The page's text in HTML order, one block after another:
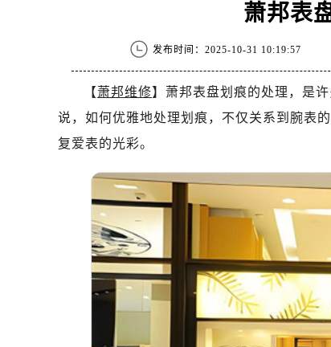
泰州市海陵区永定东路399号
宁波市江北区大闸南路500号
金华市金东区东市南街777号
绍兴市越城区胜利东路379号世
济南市历下区经十路11111号
广州市天河区天河路230号万
广州市越秀区环市东路371-375
深圳市罗湖区深南东路5001号
惠州市惠城区江北文昌一路7号
厦门市思明区湖滨东路95号万
福州市晋安区竹屿路6号东二环
成都市锦江区人民东路6号SAC
萧邦表
发布时间：2025-10-31 10:19:57
【萧邦维修】萧邦表盘划痕的处理，是
说，如何优雅地处理划痕，不仅关系到腕表
复爱表的光彩。